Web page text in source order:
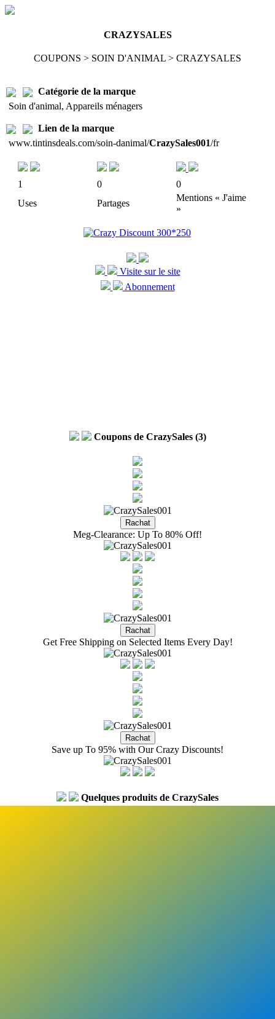
CRAZYSALES
COUPONS > SOIN D'ANIMAL > CRAZYSALES
Catégorie de la marque
Soin d'animal, Appareils ménagers
Lien de la marque
www.tintinsdeals.com/soin-danimal/CrazySales001/fr
1 0
0
Uses
Partages
Mentions « J'aime
»
Visite sur le site
Abonnement
Coupons de CrazySales (3)
Meg-Clearance: Up To 80% Off!
Get Free Shipping on Selected Items Every Day!
Save up To 95% with Our Crazy Discounts!
Quelques produits de CrazySales